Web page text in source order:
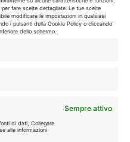
fare scelte dettagliate. Le tue scelte
modificare le impostazioni in qualsiasi
i pulsanti della Cookie Policy o cliccando
dello schermo.
Sempre attivo
di dati, Collegare
alle informazioni
Extra
proprietari. Le offerte
verifica sempre le condizioni